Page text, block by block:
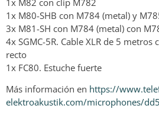
1x M80-SHB con M784 (metal) y
3x M81-SH con M784 (metal) con
4x SGMC-5R. Cable XLR de 5
recto
1x FC80. Estuche fuerte
Más información en https://
elektroakustik.com/microphones/dd5